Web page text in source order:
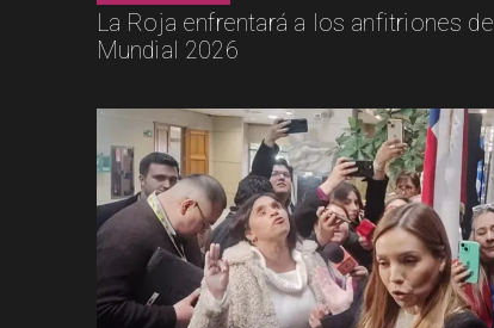
La Roja enfrentará a los anfitriones del
Mundial 2026